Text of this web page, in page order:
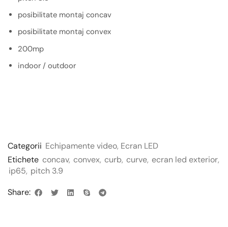
posibilitate montaj concav
posibilitate montaj convex
200mp
indoor / outdoor
Categorii Echipamente video, Ecran LED
Etichete concav, convex, curb, curve, ecran led exterior,
ip65, pitch 3.9
Share: